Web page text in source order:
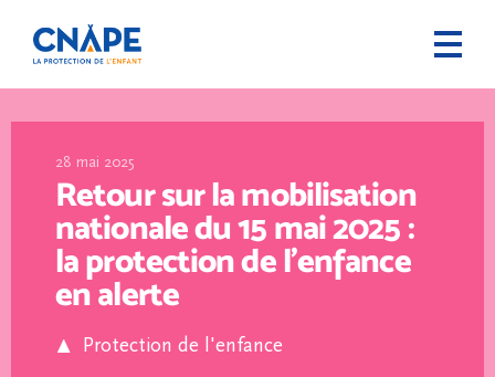
28 mai 2025
Retour sur la mobilisation
nationale du 15 mai 2025 :
la protection de l’enfance
en alerte
Protection de l'enfance